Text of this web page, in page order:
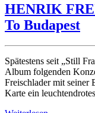
HENRIK
To Budapest
Spätestens seit „Still
Album folgenden
Freischlader mit seiner
Karte ein